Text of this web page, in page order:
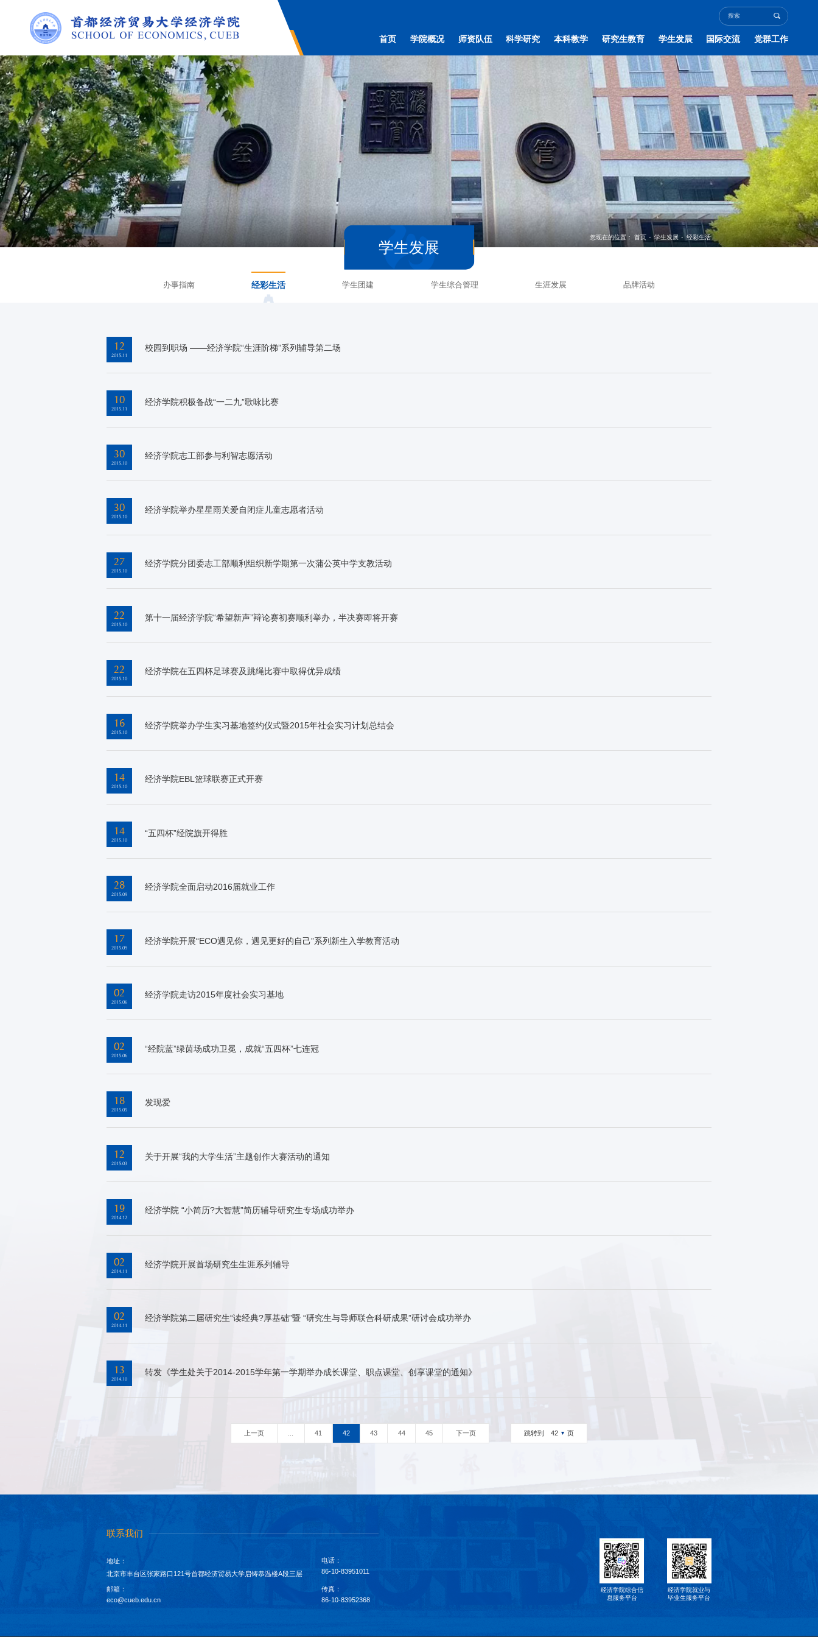
首页 学院概况 师资队伍 科学研究 本科教学 研究生教育 学生发展 国际交流 党群工作
您现在的位置： 首页 - 学生发展 - 经彩生活
学生发展
办事指南 经彩生活 学生团建 学生综合管理 生涯发展 品牌活动
12
2015.11
校园到职场 ——经济学院“生涯阶梯”系列辅导第二场
10
2015.11
经济学院积极备战“一二九”歌咏比赛
30
2015.10
经济学院志工部参与利智志愿活动
30
2015.10
经济学院举办星星雨关爱自闭症儿童志愿者活动
27
2015.10
经济学院分团委志工部顺利组织新学期第一次蒲公英中学支教活动
22
2015.10
第十一届经济学院“希望新声”辩论赛初赛顺利举办，半决赛即将开赛
22
2015.10
经济学院在五四杯足球赛及跳绳比赛中取得优异成绩
16
2015.10
经济学院举办学生实习基地签约仪式暨2015年社会实习计划总结会
14
2015.10
经济学院EBL篮球联赛正式开赛
14
2015.10
“五四杯”经院旗开得胜
28
2015.09
经济学院全面启动2016届就业工作
17
2015.09
经济学院开展“ECO遇见你，遇见更好的自己”系列新生入学教育活动
02
2015.06
经济学院走访2015年度社会实习基地
02
2015.06
“经院蓝”绿茵场成功卫冕，成就“五四杯”七连冠
18
2015.05
发现爱
12
2015.03
关于开展“我的大学生活”主题创作大赛活动的通知
19
2014.12
经济学院 “小简历?大智慧”简历辅导研究生专场成功举办
02
2014.11
经济学院开展首场研究生生涯系列辅导
02
2014.11
经济学院第二届研究生“读经典?厚基础”暨 “研究生与导师联合科研成果”研讨会成功举办
13
2014.10
转发《学生处关于2014-2015学年第一学期举办成长课堂、职点课堂、创享课堂的通知》
上一页 41 42 43 44 45 下一页 跳转到 42 页
联系我们
地址：
北京市丰台区张家路口121号首都经济贸易大学启铸恭温楼A段三层
电话：
86-10-83951011
邮箱：
eco@cueb.edu.cn
传真：
86-10-83952368
经济学院综合信
息服务平台
经济学院就业与
毕业生服务平台